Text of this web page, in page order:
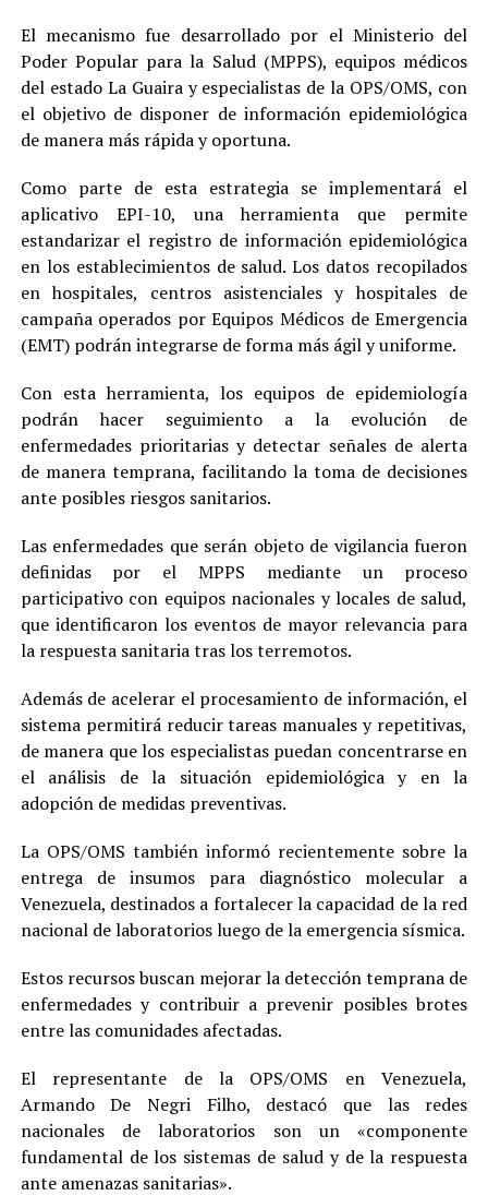
El mecanismo fue desarrollado por el Ministerio del
Poder Popular para la Salud (MPPS), equipos médicos
del estado La Guaira y especialistas de la OPS/OMS, con
el objetivo de disponer de información epidemiológica
de manera más rápida y oportuna.
Como parte de esta estrategia se implementará el
aplicativo EPI-10, una herramienta que permite
estandarizar el registro de información epidemiológica
en los establecimientos de salud. Los datos recopilados
en hospitales, centros asistenciales y hospitales de
campaña operados por Equipos Médicos de Emergencia
(EMT) podrán integrarse de forma más ágil y uniforme.
Con esta herramienta, los equipos de epidemiología
podrán hacer seguimiento a la evolución de
enfermedades prioritarias y detectar señales de alerta
de manera temprana, facilitando la toma de decisiones
ante posibles riesgos sanitarios.
Las enfermedades que serán objeto de vigilancia fueron
definidas por el MPPS mediante un proceso
participativo con equipos nacionales y locales de salud,
que identificaron los eventos de mayor relevancia para
la respuesta sanitaria tras los terremotos.
Además de acelerar el procesamiento de información, el
sistema permitirá reducir tareas manuales y repetitivas,
de manera que los especialistas puedan concentrarse en
el análisis de la situación epidemiológica y en la
adopción de medidas preventivas.
La OPS/OMS también informó recientemente sobre la
entrega de insumos para diagnóstico molecular a
Venezuela, destinados a fortalecer la capacidad de la red
nacional de laboratorios luego de la emergencia sísmica.
Estos recursos buscan mejorar la detección temprana de
enfermedades y contribuir a prevenir posibles brotes
entre las comunidades afectadas.
El representante de la OPS/OMS en Venezuela,
Armando De Negri Filho, destacó que las redes
nacionales de laboratorios son un «componente
fundamental de los sistemas de salud y de la respuesta
ante amenazas sanitarias».